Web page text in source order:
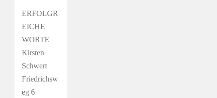
ERFOLGR
EICHE
WORTE
Kirsten
Schwert
Friedrichsw
eg 6